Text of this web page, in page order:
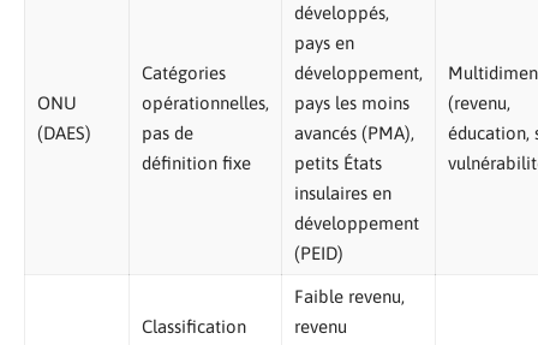
ONU
(DAES)
Catégories
opérationnelles,
pas de
définition fixe
développés,
pays en
développement,
pays les moins
avancés (PMA),
petits États
insulaires en
développement
(PEID)
(revenu,
éducation,
Classification
Faible revenu,
revenu